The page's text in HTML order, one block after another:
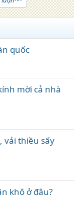
quốc
mời cả nhà
vải thiều sấy
khô ở đâu?